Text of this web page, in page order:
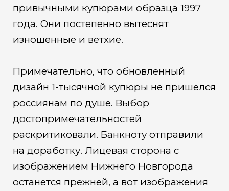
привычными купюрами образца 1997
года. Они постепенно вытеснят
изношенные и ветхие.
Примечательно, что обновленный
дизайн 1-тысячной купюры не пришелся
россиянам по душе. Выбор
достопримечательностей
раскритиковали. Банкноту отправили
на доработку. Лицевая сторона с
изображением Нижнего Новгорода
останется прежней, а вот изображения